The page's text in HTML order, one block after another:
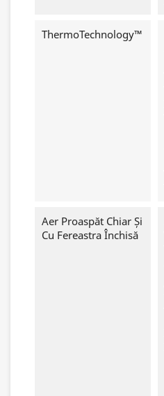
ThermoTechnology™
Aer Proaspăt Chiar Și
Cu Fereastra Închisă